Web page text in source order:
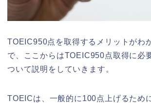
TOEIC950点を取得するメリットがわ
で、ここからはTOEIC950点取得に必
ついて説明をしていきます。
TOEICは、一般的に100点上げるため